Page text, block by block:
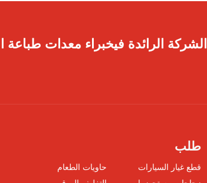
الشركة الرائدة فيخبراء معدات
طلب
قطع غيار السيارات
حاويات الطعام